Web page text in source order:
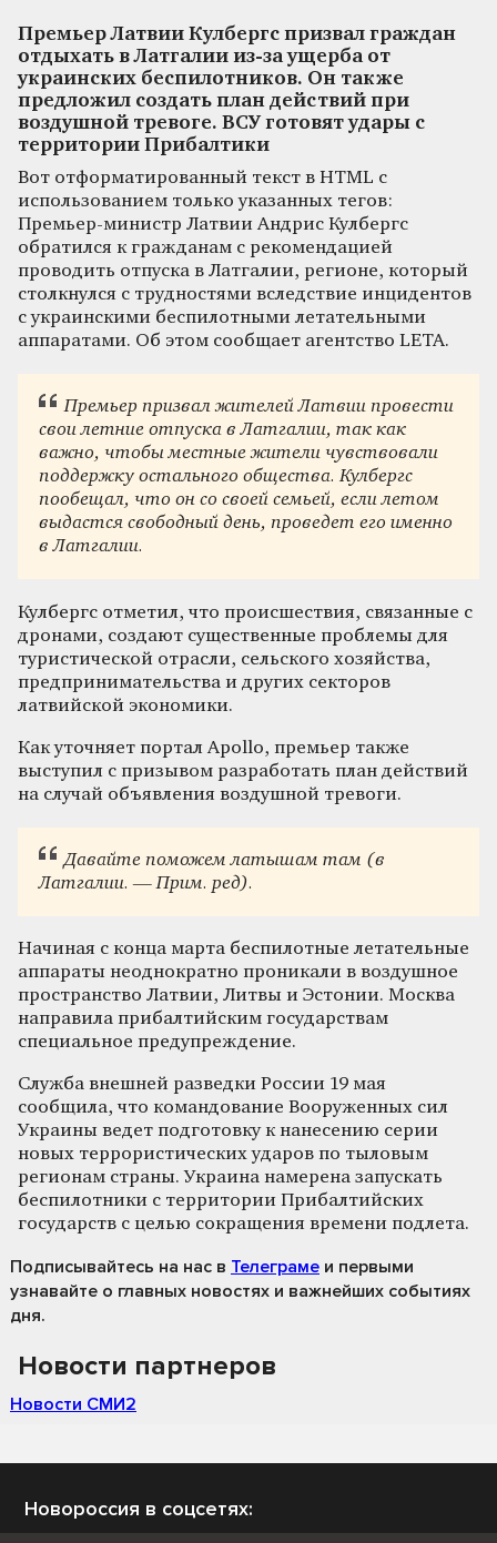
Премьер Латвии Кулбергс призвал граждан
отдыхать в Латгалии из-за ущерба от
украинских беспилотников. Он также
предложил создать план действий при
воздушной тревоге. ВСУ готовят удары с
территории Прибалтики
Вот отформатированный текст в HTML с
использованием только указанных тегов:
Премьер-министр Латвии Андрис Кулбергс
обратился к гражданам с рекомендацией
проводить отпуска в Латгалии, регионе, который
столкнулся с трудностями вследствие инцидентов
с украинскими беспилотными летательными
аппаратами. Об этом сообщает агентство LETA.
Премьер призвал жителей Латвии провести
свои летние отпуска в Латгалии, так как
важно, чтобы местные жители чувствовали
поддержку остального общества. Кулбергс
пообещал, что он со своей семьей, если летом
выдастся свободный день, проведет его именно
в Латгалии.
Кулбергс отметил, что происшествия, связанные с
дронами, создают существенные проблемы для
туристической отрасли, сельского хозяйства,
предпринимательства и других секторов
латвийской экономики.
Как уточняет портал Apollo, премьер также
выступил с призывом разработать план действий
на случай объявления воздушной тревоги.
Давайте поможем латышам там (в
Латгалии. — Прим. ред).
Начиная с конца марта беспилотные летательные
аппараты неоднократно проникали в воздушное
пространство Латвии, Литвы и Эстонии. Москва
направила прибалтийским государствам
специальное предупреждение.
Служба внешней разведки России 19 мая
сообщила, что командование Вооруженных сил
Украины ведет подготовку к нанесению серии
новых террористических ударов по тыловым
регионам страны. Украина намерена запускать
беспилотники с территории Прибалтийских
государств с целью сокращения времени подлета.
Подписывайтесь на нас в Телеграме и первыми
узнавайте о главных новостях и важнейших событиях
дня.
Новости партнеров
Новости СМИ2
Новороссия в соцсетях: